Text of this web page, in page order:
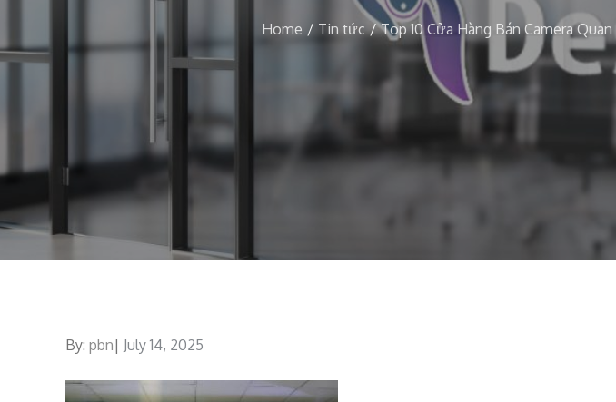
Home Tin tức Top 10 Cửa Hàng Bán Camera
By: pbn
Posted
July 14, 2025